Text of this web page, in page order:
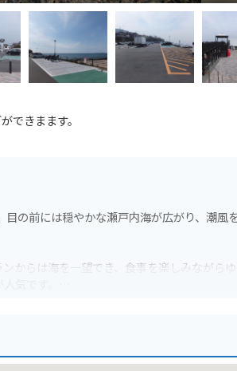
できまます。
の前には穏やかな瀬戸内海が広がり、潮風
からは海を一望でき、食事を楽しみながら
気です。
と美味しいグルメが楽しめる、愛媛観光の拠